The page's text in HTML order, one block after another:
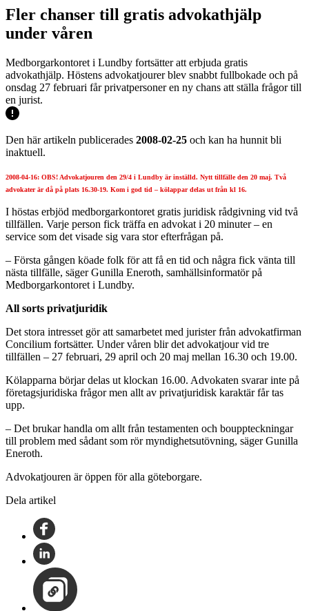
Fler chanser till gratis advokathjälp
under våren
Medborgarkontoret i Lundby fortsätter att erbjuda gratis
advokathjälp. Höstens advokatjourer blev snabbt fullbokade och på
onsdag 27 februari får privatpersoner en ny chans att ställa frågor till
en jurist.
Den här artikeln publicerades 2008-02-25 och kan ha hunnit bli
inaktuell.
2008-04-16: OBS! Advokatjouren den 29/4 i Lundby är inställd. Nytt tillfälle den 20 maj. Två
advokater är då på plats 16.30-19. Kom i god tid – kölappar delas ut från kl 16.
I höstas erbjöd medborgarkontoret gratis juridisk rådgivning vid två
tillfällen. Varje person fick träffa en advokat i 20 minuter – en
service som det visade sig vara stor efterfrågan på.
– Första gången köade folk för att få en tid och några fick vänta till
nästa tillfälle, säger Gunilla Eneroth, samhällsinformatör på
Medborgarkontoret i Lundby.
All sorts privatjuridik
Det stora intresset gör att samarbetet med jurister från advokatfirman
Concilium fortsätter. Under våren blir det advokatjour vid tre
tillfällen – 27 februari, 29 april och 20 maj mellan 16.30 och 19.00.
Kölapparna börjar delas ut klockan 16.00. Advokaten svarar inte på
företagsjuridiska frågor men allt av privatjuridisk karaktär får tas
upp.
– Det brukar handla om allt från testamenten och bouppteckningar
till problem med sådant som rör myndighetsutövning, säger Gunilla
Eneroth.
Advokatjouren är öppen för alla göteborgare.
Dela artikel